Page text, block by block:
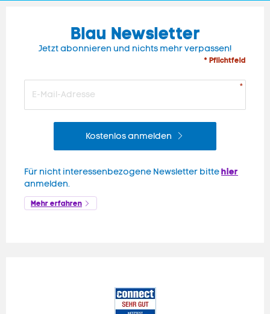
Blau Newsletter
Jetzt abonnieren und nichts mehr verpassen!
* Pflichtfeld
Kostenlos anmelden
Für nicht interessenbezogene Newsletter bittehier
anmelden.
Mehr erfahren